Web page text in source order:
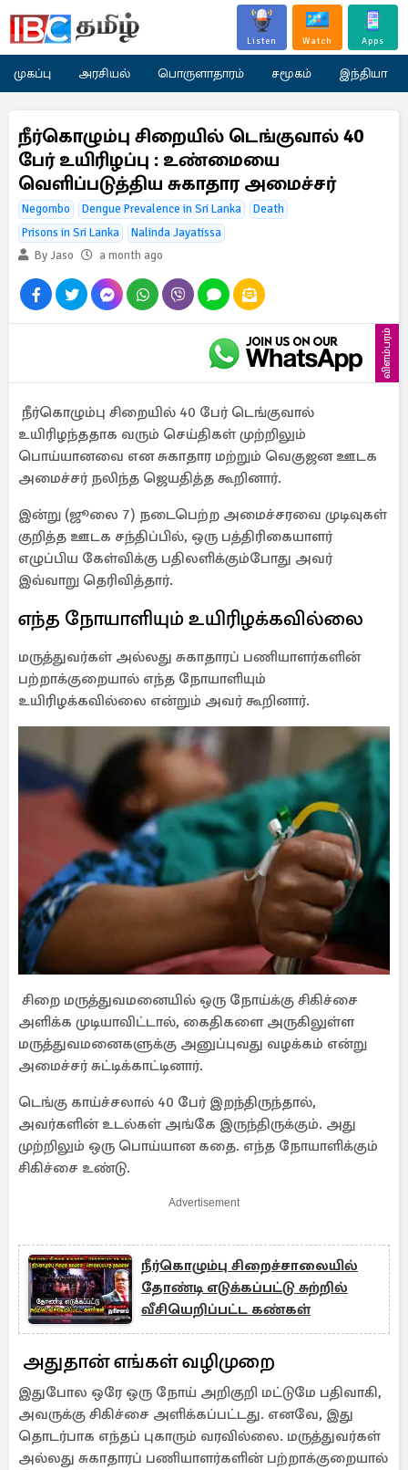
Listen Watch Apps
முகப்பு அரசியல் பொருளாதாரம் சமூகம் இந்தியா
நீர்கொழும்பு சிறையில் டெங்குவால் 40
பேர் உயிரிழப்பு : உண்மையை
வெளிப்படுத்திய சுகாதார அமைச்சர்
Negombo Dengue Prevalence in Sri Lanka
Death
Prisons in Sri Lanka
Nalinda Jayatissa
By Jaso
a month ago
விளம்பரம்
நீர்கொழும்பு சிறையில் 40 பேர் டெங்குவால்
உயிரிழந்ததாக வரும் செய்திகள் முற்றிலும்
பொய்யானவை என சுகாதார மற்றும் வெகுஜன ஊடக
அமைச்சர் நலிந்த ஜெயதித்த கூறினார்.
இன்று (ஜூலை 7) நடைபெற்ற அமைச்சரவை முடிவுகள்
குறித்த ஊடக சந்திப்பில், ஒரு பத்திரிகையாளர்
எழுப்பிய கேள்விக்கு பதிலளிக்கும்போது அவர்
இவ்வாறு தெரிவித்தார்.
எந்த நோயாளியும் உயிரிழக்கவில்லை
மருத்துவர்கள் அல்லது சுகாதாரப் பணியாளர்களின்
பற்றாக்குறையால் எந்த நோயாளியும்
உயிரிழக்கவில்லை என்றும் அவர் கூறினார்.
சிறை மருத்துவமனையில் ஒரு நோய்க்கு சிகிச்சை
அளிக்க முடியாவிட்டால், கைதிகளை அருகிலுள்ள
மருத்துவமனைகளுக்கு அனுப்புவது வழக்கம் என்று
அமைச்சர் சுட்டிக்காட்டினார்.
டெங்கு காய்ச்சலால் 40 பேர் இறந்திருந்தால்,
அவர்களின் உடல்கள் அங்கே இருந்திருக்கும். அது
முற்றிலும் ஒரு பொய்யான கதை. எந்த நோயாளிக்கும்
சிகிச்சை உண்டு.
Advertisement
நீர்கொழும்பு சிறைச்சாலையில்
தோண்டி எடுக்கப்பட்டு சுற்றில்
வீசியெறிப்பட்ட கண்கள்
அதுதான் எங்கள் வழிமுறை
இதுபோல ஒரே ஒரு நோய் அறிகுறி மட்டுமே பதிவாகி,
அவருக்கு சிகிச்சை அளிக்கப்பட்டது. எனவே, இது
தொடர்பாக எந்தப் புகாரும் வரவில்லை. மருத்துவர்கள்
அல்லது சுகாதாரப் பணியாளர்களின் பற்றாக்குறையால்